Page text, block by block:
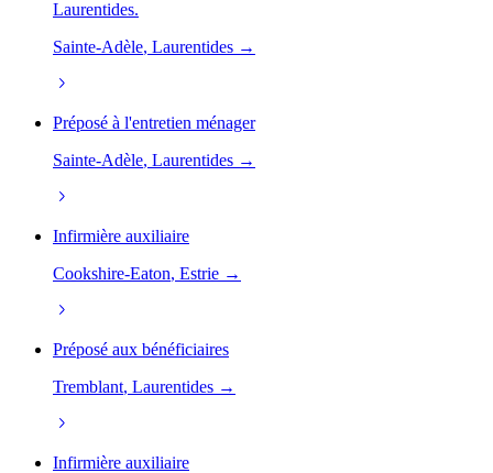
Laurentides.
Sainte-Adèle, Laurentides →
Préposé à l'entretien ménager
Sainte-Adèle, Laurentides →
Infirmière auxiliaire
Cookshire-Eaton, Estrie →
Préposé aux bénéficiaires
Tremblant, Laurentides →
Infirmière auxiliaire